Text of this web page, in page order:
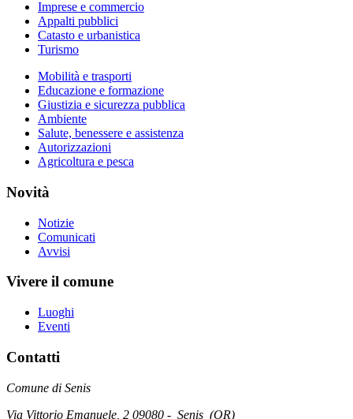
Imprese e commercio
Appalti pubblici
Catasto e urbanistica
Turismo
Mobilità e trasporti
Educazione e formazione
Giustizia e sicurezza pubblica
Ambiente
Salute, benessere e assistenza
Autorizzazioni
Agricoltura e pesca
Novità
Notizie
Comunicati
Avvisi
Vivere il comune
Luoghi
Eventi
Contatti
Comune di Senis
Via Vittorio Emanuele, 2 09080 - Senis (OR)